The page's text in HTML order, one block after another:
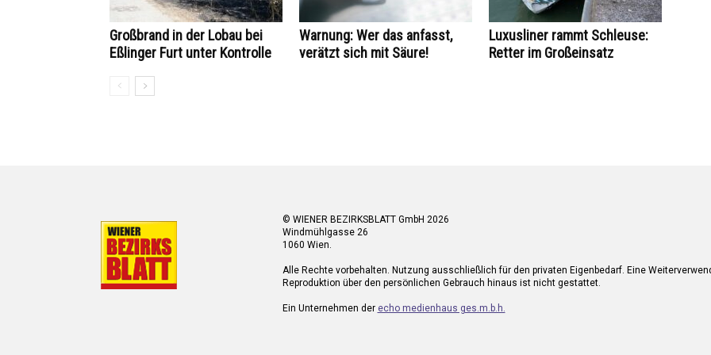
Großbrand in der Lobau bei
Eßlinger Furt unter Kontrolle
Warnung: Wer das anfasst,
verätzt sich mit Säure!
Luxusliner rammt Schleuse:
Retter im Großeinsatz
© WIENER BEZIRKSBLATT GmbH 2026
Windmühlgasse 26
1060 Wien.
Alle Rechte vorbehalten. Nutzung ausschließlich für den privaten Eigenbedarf. Eine
Reproduktion über den persönlichen Gebrauch hinaus ist nicht gestattet.
Ein Unternehmen der echo medienhaus ges.m.b.h.